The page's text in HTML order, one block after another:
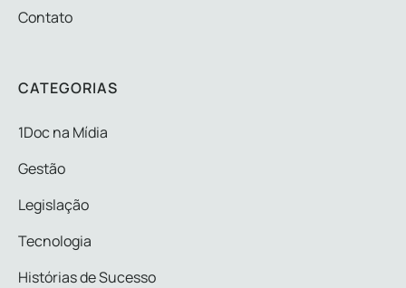
Contato
CATEGORIAS
1Doc na Mídia
Gestão
Legislação
Tecnologia
Histórias de Sucesso